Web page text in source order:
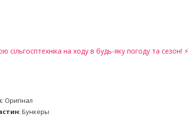
на ходу в будь-яку погоду та сезон! ⚡
: Оригінал
: Бункеры